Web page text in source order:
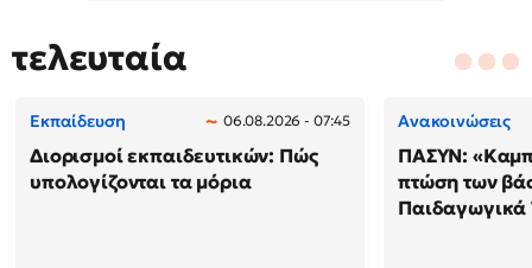
τελευταία
Εκπαίδευση 06.08.2026 - 07:45
Διορισμοί εκπαιδευτικών: Πώς
υπολογίζονται τα μόρια
Ανακοινώσεις
ΠΑΣΥΝ:
πτώση των
Παιδαγωγικά